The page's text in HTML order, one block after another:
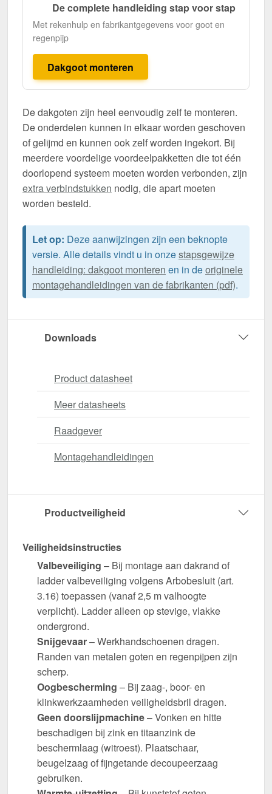
De complete handleiding stap voor stap
Met rekenhulp en fabrikantgegevens voor goot en
regenpijp
Dakgoot monteren
De dakgoten zijn heel eenvoudig zelf te monteren.
De onderdelen kunnen in elkaar worden geschoven
of gelijmd en kunnen ook zelf worden ingekort. Bij
meerdere voordelige voordeelpakketten die tot één
doorlopend systeem moeten worden verbonden, zijn
extra verbindstukken nodig, die apart moeten
worden besteld.
Let op: Deze aanwijzingen zijn een beknopte
versie. Alle details vindt u in onzestapsgewijze
handleiding: dakgoot monteren en in deoriginele
montagehandleidingen van de fabrikanten (pdf).
Downloads
Product datasheet
Meer datasheets
Raadgever
Montagehandleidingen
Productveiligheid
Veiligheidsinstructies
Valbeveiliging – Bij montage aan dakrand of
ladder valbeveiliging volgens Arbobesluit (art.
3.16) toepassen (vanaf 2,5 m valhoogte
verplicht). Ladder alleen op stevige, vlakke
ondergrond.
Snijgevaar– Werkhandschoenen dragen.
Randen van metalen goten en regenpijpen zijn
scherp.
Oogbescherming – Bij zaag-, boor- en
klinkwerkzaamheden veiligheidsbril dragen.
Geen doorslijpmachine– Vonken en hitte
beschadigen bij zink en titaanzink de
beschermlaag (witroest). Plaatschaar,
beugelzaag of fijngetande decoupeerzaag
gebruiken.